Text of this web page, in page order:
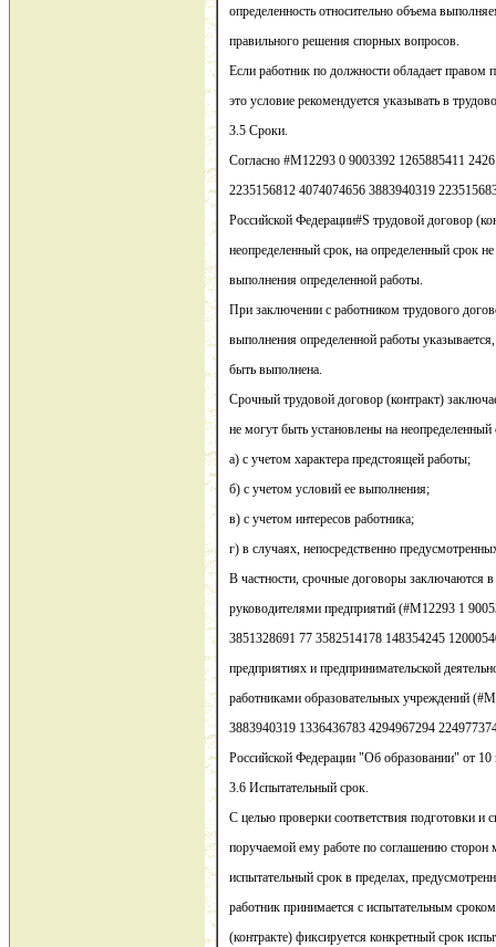
определенность относительно объема
правильного решения спорных вопросов.
Если работник по должности обладает правом
это условие рекомендуется указывать в
3.5 Сроки.
Согласно #M12293 0 9003392 1265885411
2235156812 4074074656 3883940319
Российской Федерации#S трудовой договор
неопределенный срок, на определенный срок
выполнения определенной работы.
При заключении с работником трудового
выполнения определенной работы
быть выполнена.
Срочный трудовой договор (контракт)
не могут быть установлены на неопределенный
а) с учетом характера предстоящей работы;
б) с учетом условий ее выполнения;
в) с учетом интересов работника;
г) в случаях, непосредственно
В частности, срочные договоры заключаются
руководителями предприятий (#M12293 1
3851328691 77 3582514178 148354245
предприятиях и предпринимательской
работниками образовательных учреждений
3883940319 1336436783 4294967294
Российской Федерации "Об образовании" от
3.6 Испытательный срок.
С целью проверки соответствия подготовки и
поручаемой ему работе по соглашению сторон
испытательный срок в пределах,
работник принимается с испытательным
(контракте) фиксируется конкретный срок